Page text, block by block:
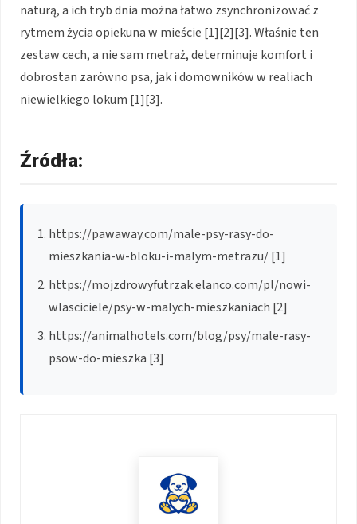
naturą, a ich tryb dnia można łatwo zsynchronizować z
rytmem życia opiekuna w mieście [1][2][3]. Właśnie ten
zestaw cech, a nie sam metraż, determinuje komfort i
dobrostan zarówno psa, jak i domowników w realiach
niewielkiego lokum [1][3].
Źródła:
https://pawaway.com/male-psy-rasy-do-
mieszkania-w-bloku-i-malym-metrazu/ [1]
https://mojzdrowyfutrzak.elanco.com/pl/nowi-
wlasciciele/psy-w-malych-mieszkaniach [2]
https://animalhotels.com/blog/psy/male-rasy-
psow-do-mieszka [3]